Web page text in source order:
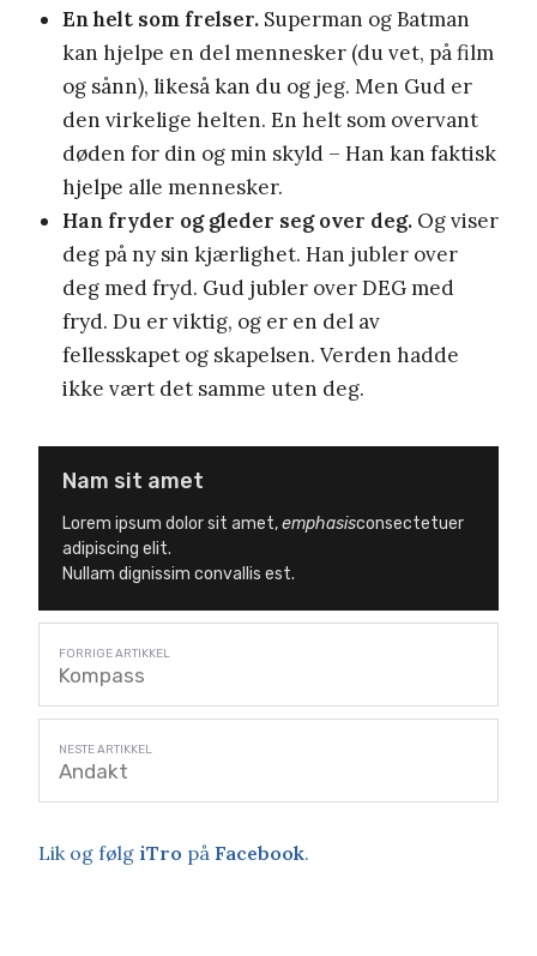
En helt som frelser. Superman og Batman
kan hjelpe en del mennesker (du vet, på film
og sånn), likeså kan du og jeg. Men Gud er
den virkelige helten. En helt som overvant
døden for din og min skyld – Han kan faktisk
hjelpe alle mennesker.
Han fryder og gleder seg over deg. Og viser
deg på ny sin kjærlighet. Han jubler over
deg med fryd. Gud jubler over DEG med
fryd. Du er viktig, og er en del av
fellesskapet og skapelsen. Verden hadde
ikke vært det samme uten deg.
Nam sit amet
Lorem ipsum dolor sit amet,emphasisconsectetuer
adipiscing elit.
Nullam dignissim convallis est.
Kompass
Andakt
Lik og følg iTro på Facebook.